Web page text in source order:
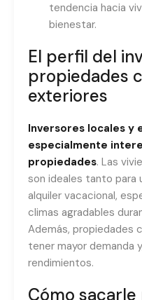
tendencia hacia
bienestar.
El perfil del
propiedades
exteriores
Inversores locales y
especialmente
propiedades. Las
son ideales tanto para
alquiler vacacional,
climas agradables
Además, propiedades
tener mayor demanda
rendimientos.
Cómo